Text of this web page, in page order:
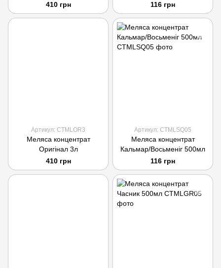
410 грн
116 грн
Артикул: CTMLOR3
Меляса концентрат
Оригінал 3л
410 грн
Артикул: CTMLSQ05
Меляса концентрат
Кальмар/Восьменіг 500мл
116 грн